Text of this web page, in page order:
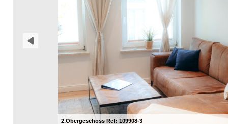
2.Obergeschoss Ref: 109908-3